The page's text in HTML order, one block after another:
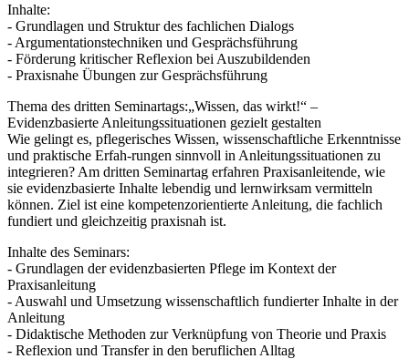
Inhalte:
- Grundlagen und Struktur des fachlichen Dialogs
- Argumentationstechniken und Gesprächsführung
- Förderung kritischer Reflexion bei Auszubildenden
- Praxisnahe Übungen zur Gesprächsführung
Thema des dritten Seminartags:„Wissen, das wirkt!“ –
Evidenzbasierte Anleitungssituationen gezielt gestalten
Wie gelingt es, pflegerisches Wissen, wissenschaftliche Erkenntnisse
und praktische Erfah-rungen sinnvoll in Anleitungssituationen zu
integrieren? Am dritten Seminartag erfahren Praxisanleitende, wie
sie evidenzbasierte Inhalte lebendig und lernwirksam vermitteln
können. Ziel ist eine kompetenzorientierte Anleitung, die fachlich
fundiert und gleichzeitig praxisnah ist.
Inhalte des Seminars:
- Grundlagen der evidenzbasierten Pflege im Kontext der
Praxisanleitung
- Auswahl und Umsetzung wissenschaftlich fundierter Inhalte in der
Anleitung
- Didaktische Methoden zur Verknüpfung von Theorie und Praxis
- Reflexion und Transfer in den beruflichen Alltag